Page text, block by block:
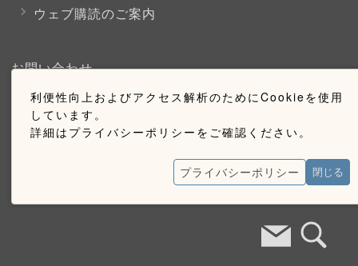
利便性向上およびアクセス解析のためにCookieを使用
しています。
詳細はプライバシーポリシーをご確認ください。
プライバシーポリシー 閉じる
ウェブ購読のご案内
お問い合わせ
採用情報
お問い合わせ